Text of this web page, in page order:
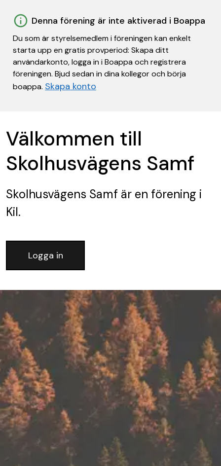
Denna förening är inte aktiverad i Boappa
Du som är styrelsemedlem i föreningen kan enkelt
starta upp en gratis provperiod: Skapa ditt
användarkonto, logga in i Boappa och registrera
föreningen. Bjud sedan in dina kollegor och börja
boappa. Skapa konto
Välkommen till
Skolhusvägens Samf
Skolhusvägens Samf är en förening i
Kil.
Logga in